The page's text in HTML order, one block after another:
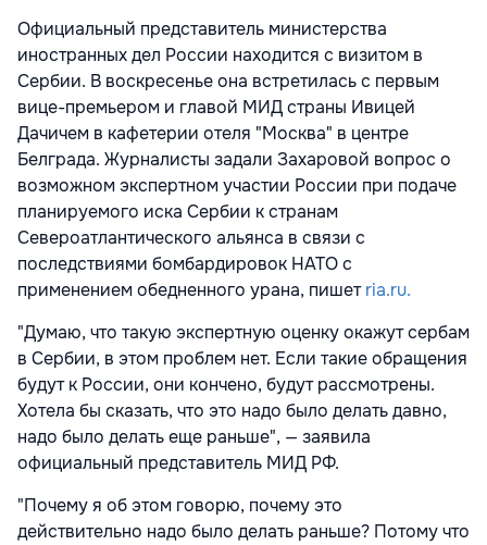
Официальный представитель министерства
иностранных дел России находится с визитом в
Сербии. В воскресенье она встретилась с первым
вице-премьером и главой МИД страны Ивицей
Дачичем в кафетерии отеля "Москва" в центре
Белграда. Журналисты задали Захаровой вопрос о
возможном экспертном участии России при подаче
планируемого иска Сербии к странам
Североатлантического альянса в связи с
последствиями бомбардировок НАТО с
применением обедненного урана, пишетria.ru.
"Думаю, что такую экспертную оценку окажут сербам
в Сербии, в этом проблем нет. Если такие обращения
будут к России, они кончено, будут рассмотрены.
Хотела бы сказать, что это надо было делать давно,
надо было делать еще раньше", — заявила
официальный представитель МИД РФ.
"Почему я об этом говорю, почему это
действительно надо было делать раньше? Потому что